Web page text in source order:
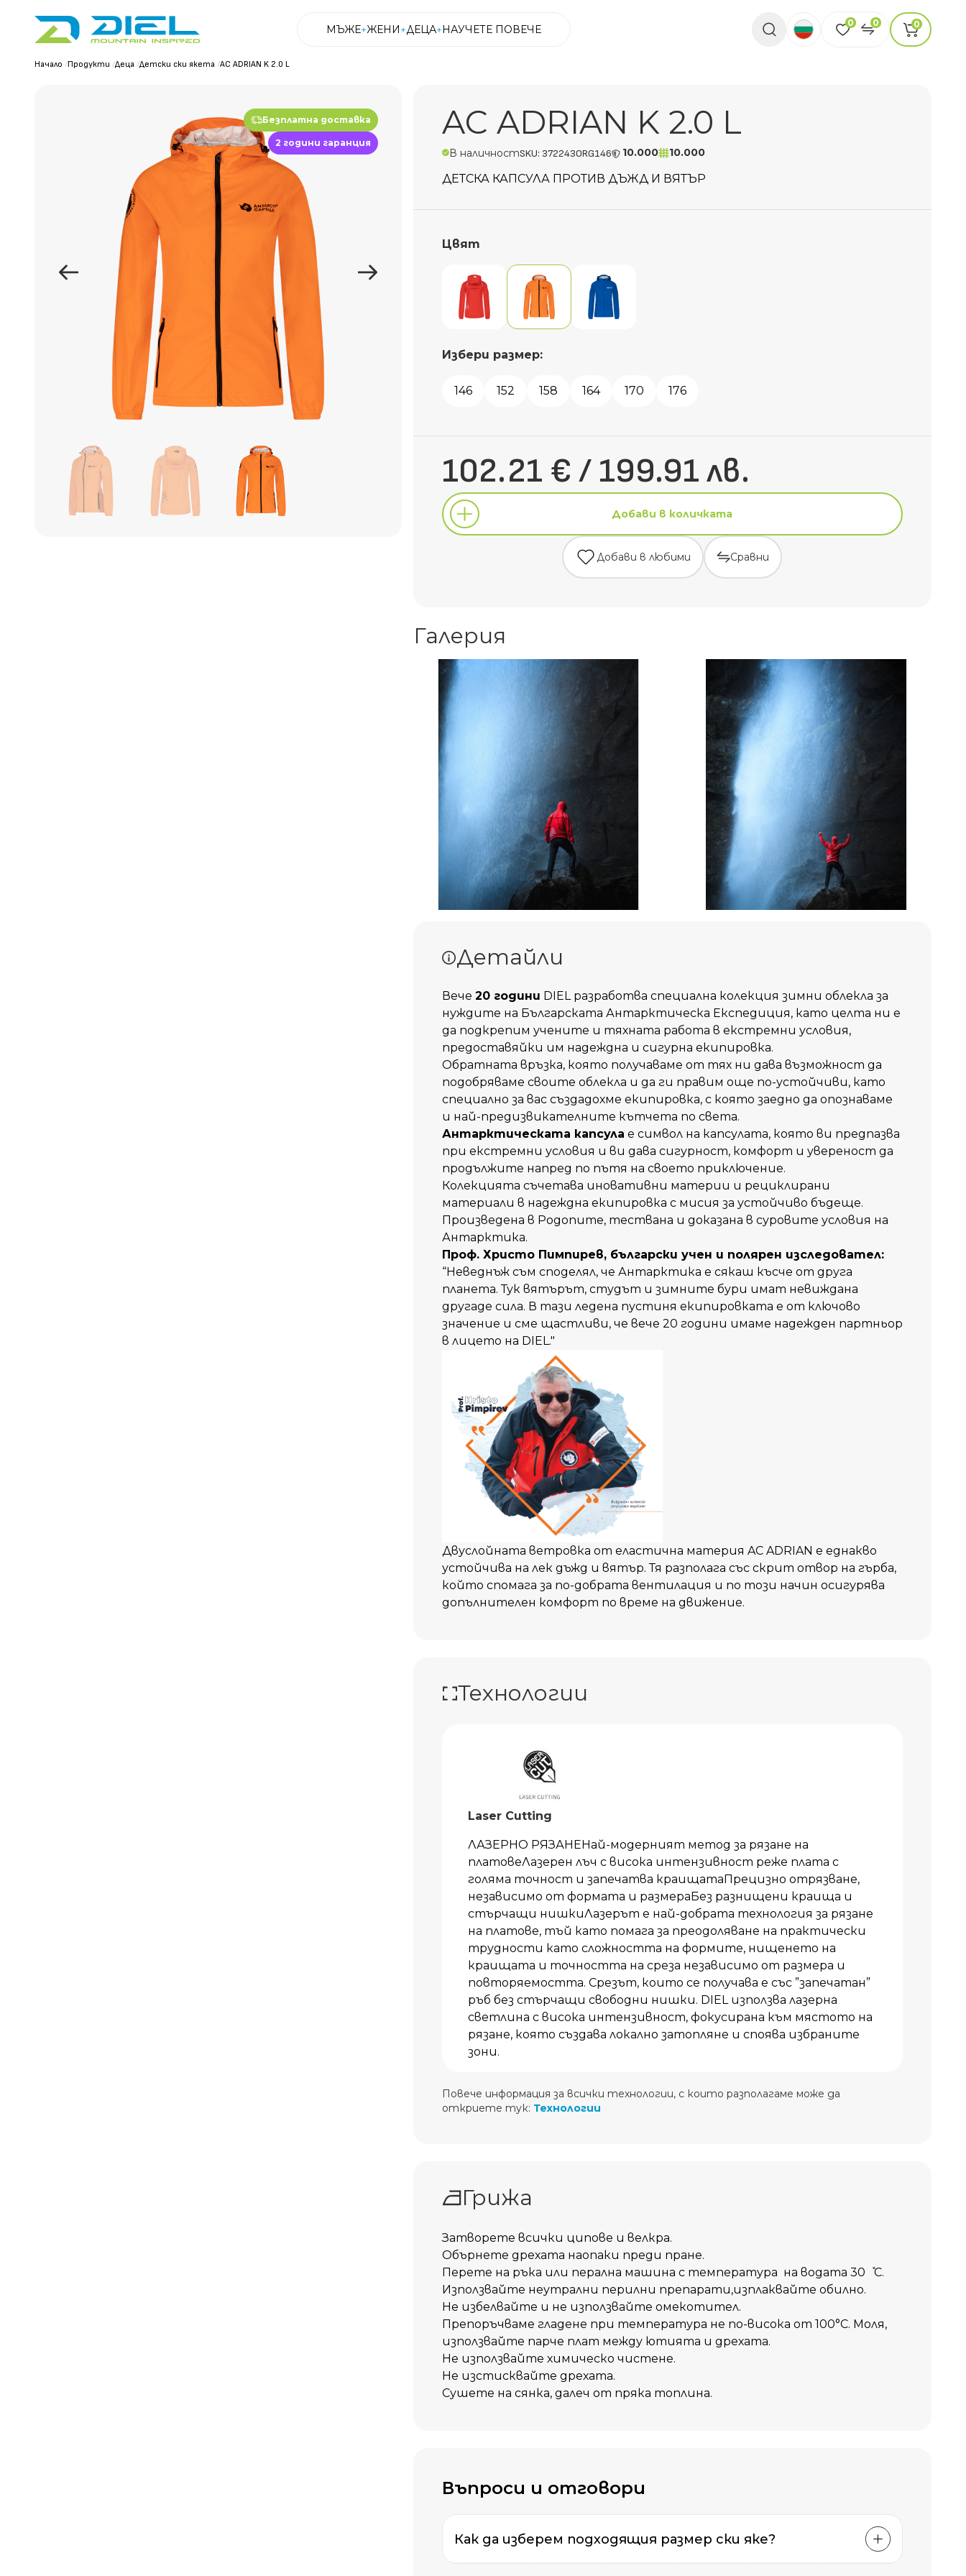
МЪЖЕ ЖЕНИ ДЕЦА НАУЧЕТЕ ПОВЕЧЕ
0 0 0
Начало /Продукти /Деца /Детски ски якета /AC ADRIAN K 2.0 L
Безплатна доставка
2 години гаранция
AC ADRIAN K 2.0 L
В наличностSKU: 372243ORG146 10.000 10.000
ДЕТСКА КАПСУЛА ПРОТИВ ДЪЖД И ВЯТЪР
Цвят
Избери размер:
146 152 158 164 170 176
102.21 € / 199.91 лв.
Добави в количката
Добави в любими Сравни
Галерия
Детайли
Вече 20 години DIEL разработва специална колекция зимни облекла за
нуждите на Българската Антарктическа Експедиция, като целта ни е
да подкрепим учените и тяхната работа в екстрeмни условия,
предоставяйки им надеждна и сигурна екипировка.
Обратната връзка, която получаваме от тях ни дава възможност да
подобряваме своите облекла и да ги правим още по-устойчиви, като
специално за вас създадохме екипировка, с която заедно да опознаваме
и най-предизвикателните кътчета по света.
Антарктическата капсула е символ на капсулата, която ви предпазва
при екстремни условия и ви дава сигурност, комфорт и увереност да
продължите напред по пътя на своето приключение.
Колекцията съчетава иновативни материи и рециклирани
материали в надеждна екипировка с мисия за устойчиво бъдеще.
Произведена в Родопите, тествана и доказана в суровите условия на
Антарктика.
Проф. ХристоПимпирев, български учен и полярен изследовател:
“Неведнъжсъм споделял, че Антарктика е сякаш късче от друга
планета. Тук вятърът, студът и зимните бури имат невиждана
другаде сила. В тази ледена пустиня екипировката е от ключово
значение и сме щастливи, че вече 20 години имаме надежден партньор
в лицето на DIEL."
Двуслойната ветровка от еластична материя AC ADRIAN е еднакво
устойчива на лек дъжд и вятър. Тя разполага със скрит отвор на гърба,
който спомага за по-добрата вентилация и по този начин осигурява
допълнителен комфорт по време на движение.
Технологии
Laser Cutting
ЛАЗЕРНО РЯЗАНЕНай-модерният метод за рязане на
платовеЛазерен лъч с висока интензивност реже плата с
голяма точност и запечатва краищатаПрецизно отрязване,
независимо от формата и размераБез разнищени краища и
стърчащи нишкиЛазерът е най-добрата технология за рязане
на платове, тъй като помага за преодоляване на практически
трудности като сложността на формите, нищенето на
краищата и точността на среза независимо от размера и
повторяемостта. Срезът, които се получава е със ”запечатан”
ръб без стърчащи свободни нишки. DIEL използва лазерна
светлина с висока интензивност, фокусирана към мястото на
рязане, която създава локално затопляне и споява избраните
зони.
Повече информация за всички технологии, с които разполагаме може да
откриете тук: Технологии
Грижа
Затворете всички ципове и велкра.
Обърнете дрехата наопаки преди пране.
Перете на ръка или перална машина с температура на водата 30 ̊С.
Използвайте неутрални перилни препарати,изплаквайте обилно.
Не избелвайте и не използвайте омекотител.
Препоръчваме гладене при температура не по-висока от 100°C. Моля,
използвайте парче плат между ютията и дрехата.
Не използвайте химическо чистене.
Не изстисквайте дрехата.
Сушете на сянка, далеч от пряка топлина.
Въпроси и отговори
Как да изберем подходящия размер ски яке?